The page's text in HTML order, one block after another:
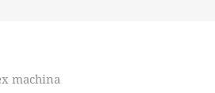
machina